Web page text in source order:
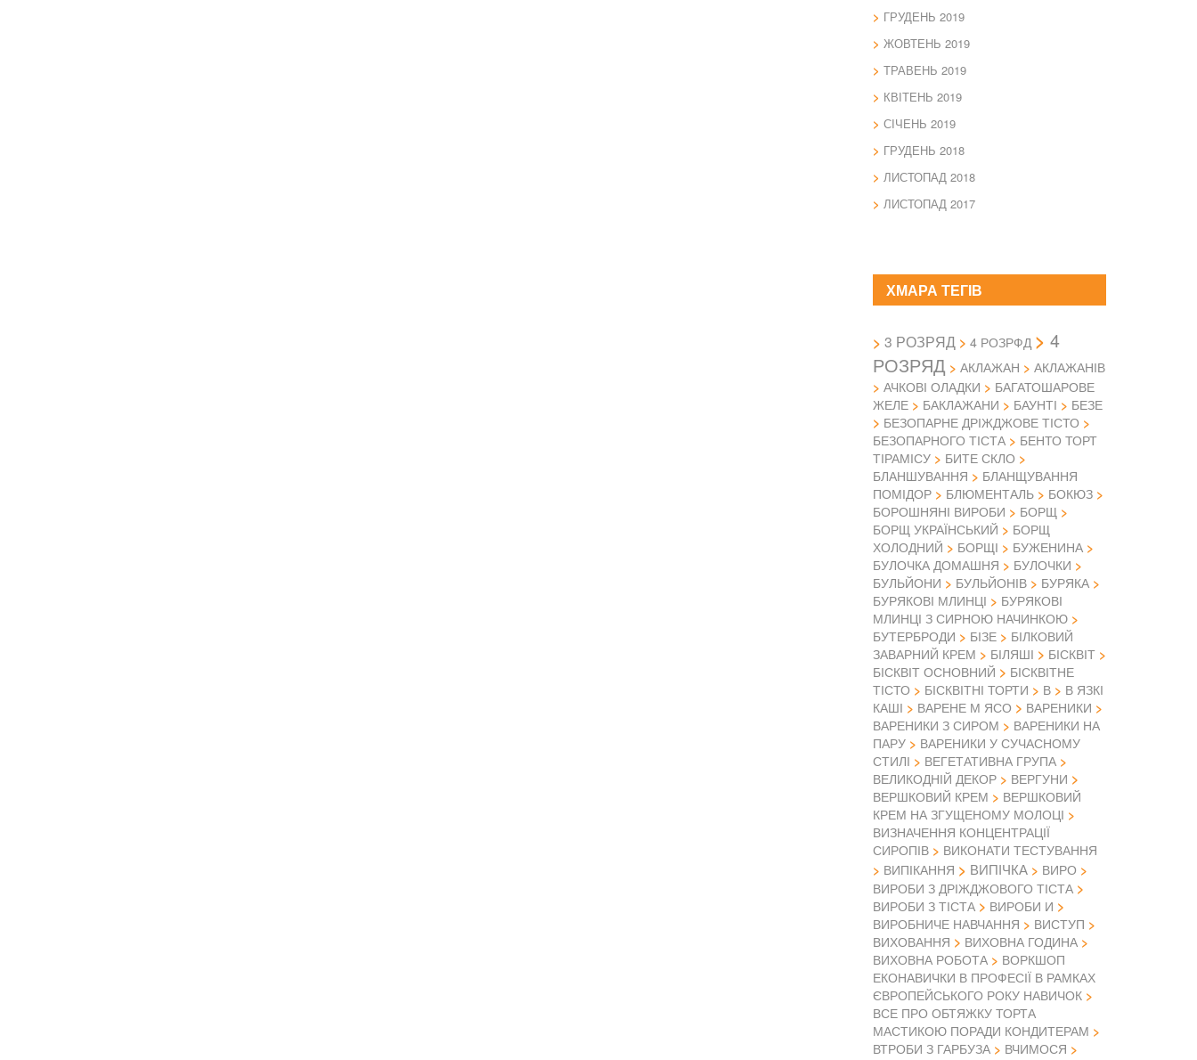
ГРУДЕНЬ 2019
ЖОВТЕНЬ 2019
ТРАВЕНЬ 2019
КВІТЕНЬ 2019
СІЧЕНЬ 2019
ГРУДЕНЬ 2018
ЛИСТОПАД 2018
ЛИСТОПАД 2017
ХМАРА ТЕГІВ
3 РОЗРЯД 4 РОЗРФД
4
РОЗРЯД
АКЛАЖАН
АКЛАЖАНІВ
АЧКОВІ ОЛАДКИ
БАГАТОШАРОВЕ
ЖЕЛЕ
БАКЛАЖАНИ БАУНТІ
БЕЗЕ
БЕЗОПАРНЕ ДРІЖДЖОВЕ ТІСТО
БЕЗОПАРНОГО ТІСТА
БЕНТО ТОРТ
ТІРАМІСУ
БИТЕ СКЛО
БЛАНШУВАННЯ
БЛАНЩУВАННЯ
ПОМІДОР
БЛЮМЕНТАЛЬ
БОКЮЗ
БОРОШНЯНІ ВИРОБИ
БОРЩ
БОРЩ УКРАЇНСЬКИЙ
БОРЩ
ХОЛОДНИЙ
БОРЩІ
БУЖЕНИНА
БУЛОЧКА ДОМАШНЯ
БУЛОЧКИ
БУЛЬЙОНИ
БУЛЬЙОНІВ
БУРЯКА
БУРЯКОВІ МЛИНЦІ
БУРЯКОВІ
МЛИНЦІ З СИРНОЮ НАЧИНКОЮ
БУТЕРБРОДИ
БІЗЕ
БІЛКОВИЙ
ЗАВАРНИЙ КРЕМ
БІЛЯШІ
БІСКВІТ
БІСКВІТ ОСНОВНИЙ
БІСКВІТНЕ
ТІСТО
БІСКВІТНІ ТОРТИ В
В ЯЗКІ
КАШІ
ВАРЕНЕ М ЯСО
ВАРЕНИКИ
ВАРЕНИКИ З СИРОМ
ВАРЕНИКИ НА
ПАРУ
ВАРЕНИКИ У СУЧАСНОМУ
СТИЛІ
ВЕГЕТАТИВНА ГРУПА
ВЕЛИКОДНІЙ ДЕКОР
ВЕРГУНИ
ВЕРШКОВИЙ КРЕМ
ВЕРШКОВИЙ
КРЕМ НА ЗГУЩЕНОМУ МОЛОЦІ
ВИЗНАЧЕННЯ КОНЦЕНТРАЦІЇ
СИРОПІВ
ВИКОНАТИ ТЕСТУВАННЯ
ВИПІКАННЯ
ВИПІЧКА
ВИРО
ВИРОБИ З ДРІЖДЖОВОГО ТІСТА
ВИРОБИ З ТІСТА
ВИРОБИ И
ВИРОБНИЧЕ НАВЧАННЯ
ВИСТУП
ВИХОВАННЯ
ВИХОВНА ГОДИНА
ВИХОВНА РОБОТА
ВОРКШОП
ЕКОНАВИЧКИ В ПРОФЕСІЇ В РАМКАХ
ЄВРОПЕЙСЬКОГО РОКУ НАВИЧОК
ВСЕ ПРО ОБТЯЖКУ ТОРТА
МАСТИКОЮ ПОРАДИ КОНДИТЕРАМ
ВТРОБИ З ГАРБУЗА
ВЧИМОСЯ